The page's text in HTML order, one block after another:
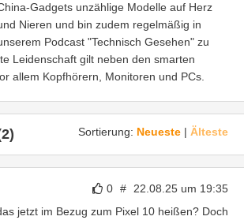
Gadgets unzählige Modelle auf Herz
Nieren und bin zudem regelmäßig in
Podcast "Technisch Gesehen" zu
Leidenschaft gilt neben den smarten
allem Kopfhörern, Monitoren und PCs.
Sortierung: Neueste | Älteste
0 # 22.08.25 um 19:35
jetzt im Bezug zum Pixel 10 heißen? Doch